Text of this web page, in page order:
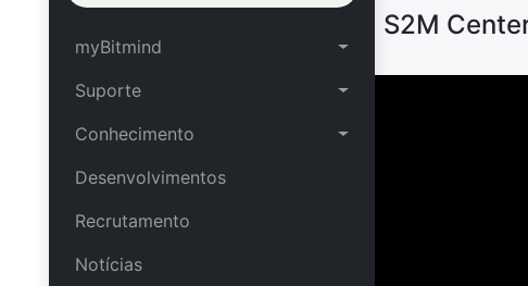
myBitmind
Suporte
Conhecimento
Desenvolvimentos
Recrutamento
Notícias
S2M